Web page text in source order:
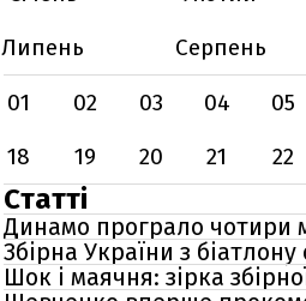
Липень
Серпень
01
02 03 04 05
18
19 20 21 22
Статті
Динамо програло чотири
Збірна України з
Шок і маячня: зірка